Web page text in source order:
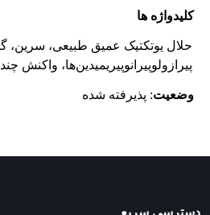
کلیدواژه ها
حلال یوتکتیک عمیق طبیعی، سرین،
پیرازولوپیرانوپیریمیدین‌ها، واکنش
وضعیت: پذیرفته شده
دسترسی سریع